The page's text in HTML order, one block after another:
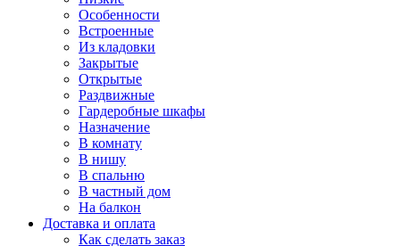
Особенности
Встроенные
Из кладовки
Закрытые
Открытые
Раздвижные
Гардеробные шкафы
Назначение
В комнату
В нишу
В спальню
В частный дом
На балкон
Доставка и оплата
Как сделать заказ